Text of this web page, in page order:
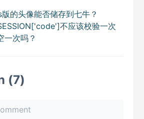
的头像能否储存到七牛？
不应该校验一次
一次吗？
(7)